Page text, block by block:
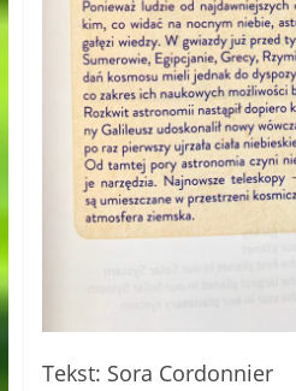
Tekst: Sora Cordonnier